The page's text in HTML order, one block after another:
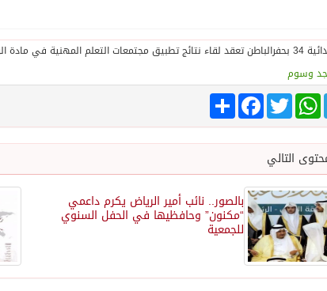
وسوم
انشر
FacebookTwitter
WhatsApp
التالي
بالصور.. نائب أمير الرياض يكرم داعمي
“مكنون” وحافظيها في الحفل السنوي
للجمعية